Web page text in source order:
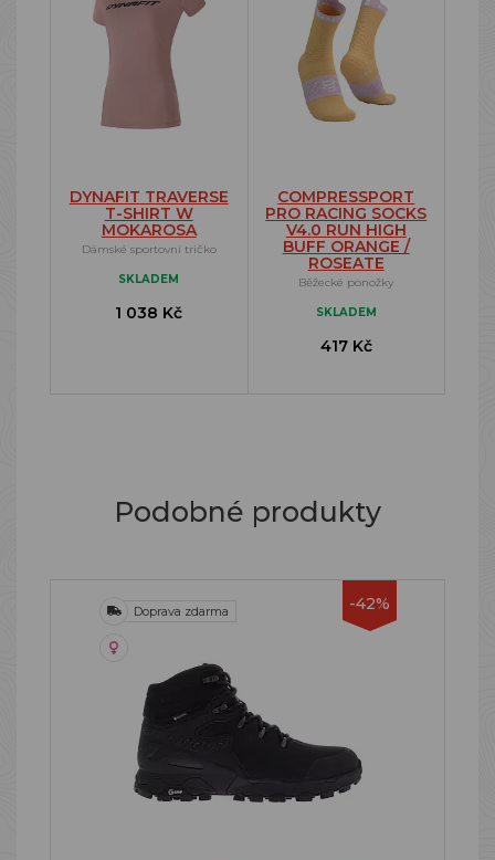
DYNAFIT TRAVERSE
T-SHIRT W
MOKAROSA
Dámské sportovní tričko
SKLADEM
1 038 Kč
COMPRESSPORT
PRO RACING SOCKS
V4.0 RUN HIGH
BUFF ORANGE /
ROSEATE
Běžecké ponožky
SKLADEM
417 Kč
Podobné produkty
-42%
Doprava zdarma